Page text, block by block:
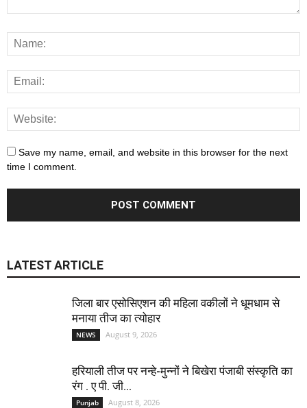
Save my name, email, and website in this browser for the next
time I comment.
LATEST ARTICLE
जिला बार एसोसिएशन की महिला वकीलों ने धूमधाम से
मनाया तीज का त्योहार
NEWS August 9, 2026
हरियाली तीज पर नन्हे-मुन्नों ने बिखेरा पंजाबी संस्कृति का
रंग . ए पी. जी...
Punjab August 8, 2026